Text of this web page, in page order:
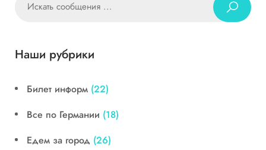
Наши рубрики
Билет информ (22)
Все по Германии (18)
Едем за город (26)